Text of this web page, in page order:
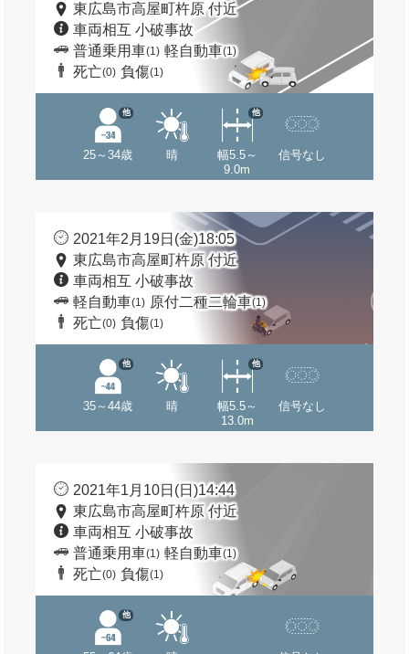
東広島市高屋町杵原 付近
車両相互 小破事故
普通乗用車(1) 軽自動車(1)
死亡(0) 負傷(1)
25～34歳
他
晴
幅5.5～
9.0m
他
信号なし
2021年2月19日(金)18:05
東広島市高屋町杵原 付近
車両相互 小破事故
軽自動車(1) 原付二種二輪車(1)
死亡(0) 負傷(1)
35～44歳
他
晴
幅5.5～
13.0m
他
信号なし
2021年1月10日(日)14:44
東広島市高屋町杵原 付近
車両相互 小破事故
普通乗用車(1) 軽自動車(1)
死亡(0) 負傷(1)
他